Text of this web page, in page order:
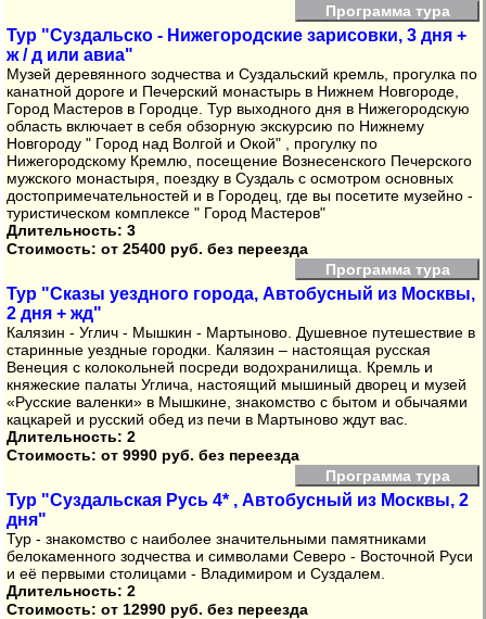
Программа тура
Тур "Суздальско - Нижегородские зарисовки, 3 дня +
ж / д или авиа"
Музей деревянного зодчества и Суздальский кремль, прогулка по
канатной дороге и Печерский монастырь в Нижнем Новгороде,
Город Мастеров в Городце. Тур выходного дня в Нижегородскую
область включает в себя обзорную экскурсию по Нижнему
Новгороду " Город над Волгой и Окой" , прогулку по
Нижегородскому Кремлю, посещение Вознесенского Печерского
мужского монастыря, поездку в Суздаль с осмотром основных
достопримечательностей и в Городец, где вы посетите музейно -
туристическом комплексе " Город Мастеров"
Длительность: 3
Стоимость: от 25400 руб. без переезда
Программа тура
Тур "Сказы уездного города, Автобусный из Москвы,
2 дня + жд"
Калязин - Углич - Мышкин - Мартыново. Душевное путешествие в
старинные уездные городки. Калязин – настоящая русская
Венеция с колокольней посреди водохранилища. Кремль и
княжеские палаты Углича, настоящий мышиный дворец и музей
«Русские валенки» в Мышкине, знакомство с бытом и обычаями
кацкарей и русский обед из печи в Мартыново ждут вас.
Длительность: 2
Стоимость: от 9990 руб. без переезда
Программа тура
Тур "Суздальская Русь 4* , Автобусный из Москвы, 2
дня"
Тур - знакомство с наиболее значительными памятниками
белокаменного зодчества и символами Северо - Восточной Руси
и её первыми столицами - Владимиром и Суздалем.
Длительность: 2
Стоимость: от 12990 руб. без переезда